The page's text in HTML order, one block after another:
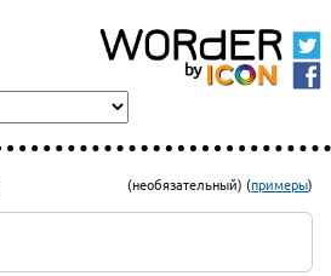
(необязательный) (примеры)